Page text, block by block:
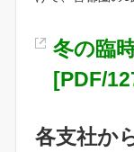
冬の臨
[PDF/
各支社か